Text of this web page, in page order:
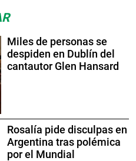
Miles de personas se
despiden en Dublín del
cantautor Glen Hansard
Rosalía pide disculpas en
Argentina tras polémica
por el Mundial